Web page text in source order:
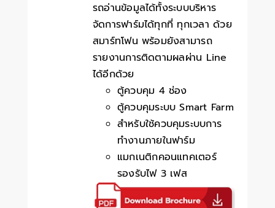
รถอ่านข้อมูลได้ทั้งระบบบริหาร
จัดการฟาร์มได้ทุกที่ ทุกเวลา ด้วย
สมาร์ทโฟน พร้อมยังสามารถ
รายงานการติดตามผลผ่าน Line
ได้อีกด้วย
ตู้ควบคุม 4 ช่อง
ตู้ควบคุมระบบ Smart Farm
สำหรับใช้ควบคุมระบบการ
ทำงานภายในฟาร์ม
แมกเนติกคอนแทคเตอร์
รองรับไฟ 3 เฟส